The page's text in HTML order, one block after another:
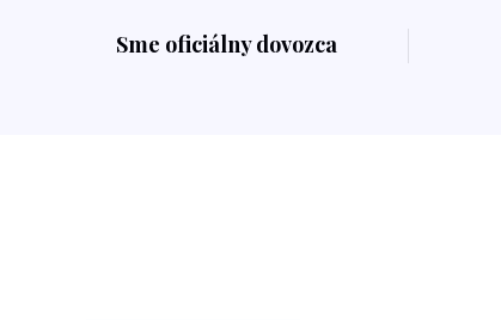
Sme oficiálny dovozca